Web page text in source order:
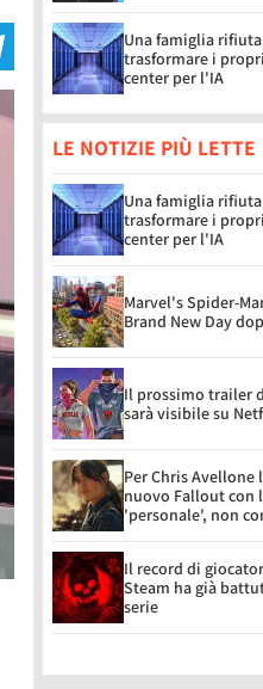
Una famiglia
trasformare i
center per l'IA
LE NOTIZIE PIÙ LETTE
Una famiglia
trasformare i
center per l'IA
Marvel's Spider-
Brand New Day
Il prossimo trailer
sarà visibile su
Per Chris Avellone
nuovo Fallout con
'personale', non
Il record di
Steam ha già
serie